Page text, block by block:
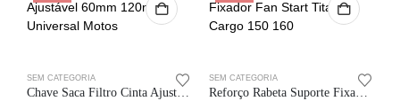
SEM CATEGORIA
Chave Saca Filtro Cinta Ajustável 60mm 120mm Universal Motos
SEM CATEGORIA
Reforço Rabeta Suporte Fixador Fan Start Titan Cargo 150 160